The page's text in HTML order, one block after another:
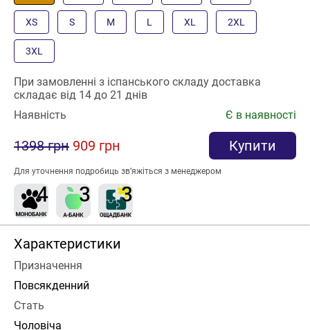
XS S M L XL 2XL
3XL
При замовленні з іспанського складу доставка
складає від 14 до 21 днів
Наявність
Є в наявності
1398 грн 909 грн Купити
Для уточнення подробиць зв’яжіться з менеджером
Характеристики
Призначення
Повсякденний
Стать
Чоловіча